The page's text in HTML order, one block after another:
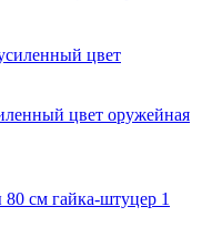
цвет оружейная